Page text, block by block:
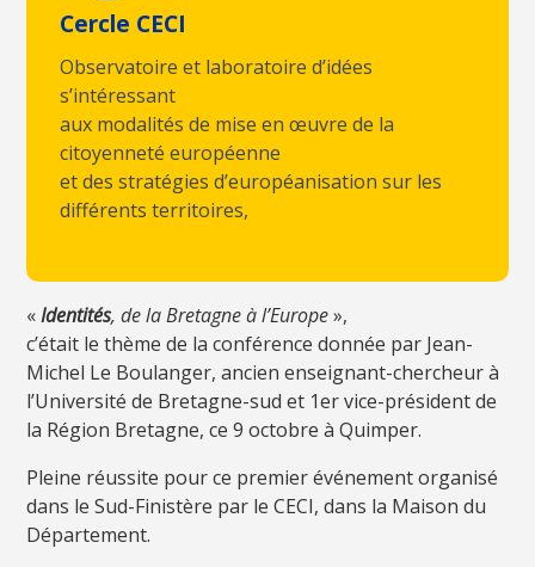
Cercle CECI
Observatoire et laboratoire d’idées
s’intéressant
aux modalités de mise en œuvre de la
citoyenneté européenne
et des stratégies d’européanisation sur les
différents territoires,
«Identités, de la Bretagne à l’Europe»,
c’était le thème de la conférence donnée par Jean-
Michel Le Boulanger, ancien enseignant-chercheur à
l’Université de Bretagne-sud et 1er vice-président de
la Région Bretagne, ce 9 octobre à Quimper.
Pleine réussite pour ce premier événement organisé
dans le Sud-Finistère par le CECI, dans la Maison du
Département.